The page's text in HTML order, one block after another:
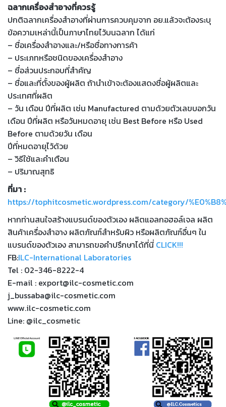
ฉลากเครื่องสำอางที่ควรรู้
ปกติฉลากเครื่องสำอางที่ผ่านการควบคุมจาก อย.แล้วจะต้องระบุ
ข้อความเหล่านี้เป็นภาษาไทยไว้บนฉลาก ได้แก่
– ชื่อเครื่องสำอางและ/หรือชื่อทางการค้า
– ประเภทหรือชนิดของเครื่องสำอาง
– ชื่อส่วนประกอบที่สำคัญ
– ชื่อและที่ตั้งของผู้ผลิต ถ้านำเข้าจะต้องแสดงชื่อผู้ผลิตและ
ประเทศที่ผลิต
– วัน เดือน ปีที่ผลิต เช่น Manufactured ตามด้วยตัวเลขบอกวัน
เดือน ปีที่ผลิต หรือวันหมดอายุ เช่น Best Before หรือ Used
Before ตามด้วยวัน เดือน
ปีที่หมดอายุไว้ด้วย
– วิธีใช้และคำเตือน
– ปริมาณสุทธิ
ที่มา :
https://tophitcosmetic.wordpress.com/category/
หากท่านสนใจสร้างแบรนด์ของตัวเอง ผลิตแอลกอฮอล์เจล ผลิต
สินค้าเครื่องสำอาง ผลิตภัณฑ์สำหรับผิว หรือผลิตภัณฑ์อื่นๆ ใน
แบรนด์ของตัวเอง สามารถขอคำปรึกษาได้ที่นี่ CLICK!!!
FB:ILC-International Laboratories
Tel : 02-346-8222-4
E-mail : export@ilc-cosmetic.com
j_bussaba@ilc-cosmetic.com
www.ilc-cosmetic.com
Line: @ilc_cosmetic